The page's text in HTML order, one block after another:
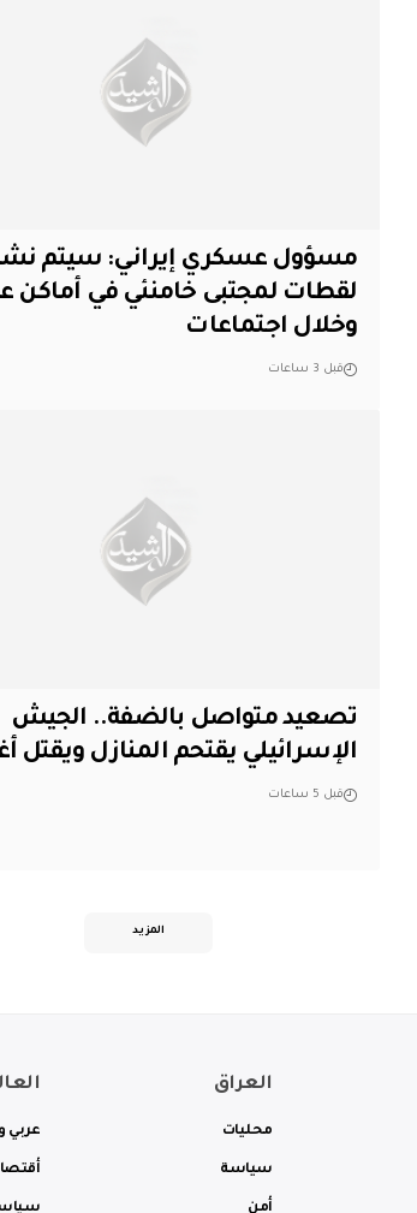
مسؤول عسكري إيراني: سيتم
لقطات لمجتبى خامنئي في أماكن
وخلال اجتماعات
قبل 3 ساعات
تصعيد متواصل بالضفة.. الجيش
الإسرائيلي يقتحم المنازل ويقتل
قبل 5 ساعات
المزيد
العراق
محليات
سياسة
أمن
عربي